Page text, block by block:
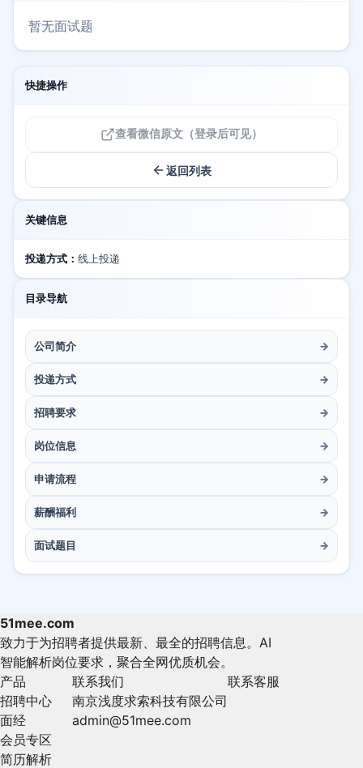
暂无面试题
快捷操作
查看微信原文（登录后可见）
返回列表
关键信息
投递方式： 线上投递
目录导航
公司简介 →
投递方式 →
招聘要求 →
岗位信息 →
申请流程 →
薪酬福利 →
面试题目 →
51mee.com
致力于为招聘者提供最新、最全的招聘信息。AI
智能解析岗位要求，聚合全网优质机会。
产品
招聘中心
面经
会员专区
简历解析
联系我们
南京浅度求索科技有限公司
admin@51mee.com
联系客服